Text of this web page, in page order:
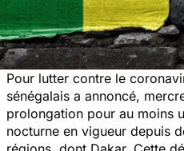
Pour lutter contre le
sénégalais a annoncé,
prolongation pour au moins
nocturne en vigueur depuis